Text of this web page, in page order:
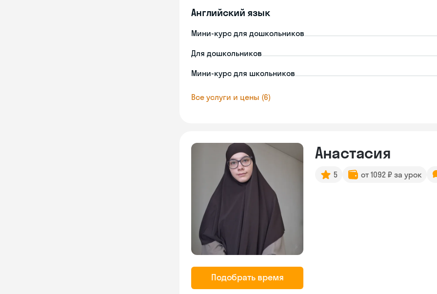
Английский язык
Мини-курс для дошкольников
Для дошкольников
Мини-курс для школьников
Все услуги и цены (6)
Подобрать время
Анастасия
5 от 1092 ₽ за урок